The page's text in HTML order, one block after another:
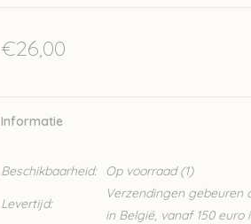
€26,00
Informatie
Beschikbaarheid: Op voorraad(1)
Levertijd:
Verzendingen gebeuren
in België, vanaf 150 euro